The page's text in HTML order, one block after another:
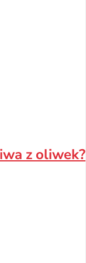
z oliwek?